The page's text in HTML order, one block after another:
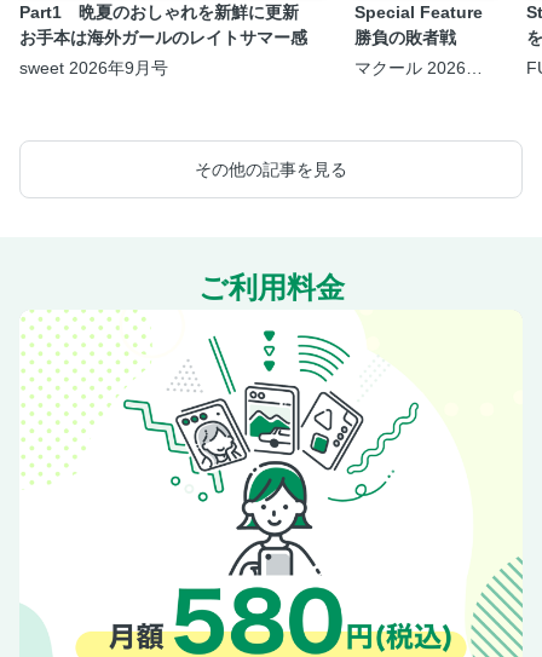
Part1 晩夏のおしゃれを新鮮に更新
お手本は海外ガールのレイトサマー感
sweet 2026年9月号
Special Feature
勝負の敗者戦
マクール 2026年9
その他の記事を見る
ご利用料金